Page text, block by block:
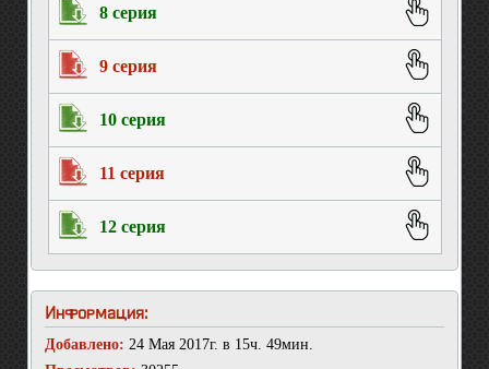
8 серия
9 серия
10 серия
11 серия
12 серия
Информация:
Добавлено: 24 Мая 2017г. в 15ч. 49мин.